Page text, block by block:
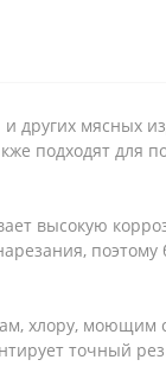
других мясных
подходят для
высокую
хлору, моющим
точный